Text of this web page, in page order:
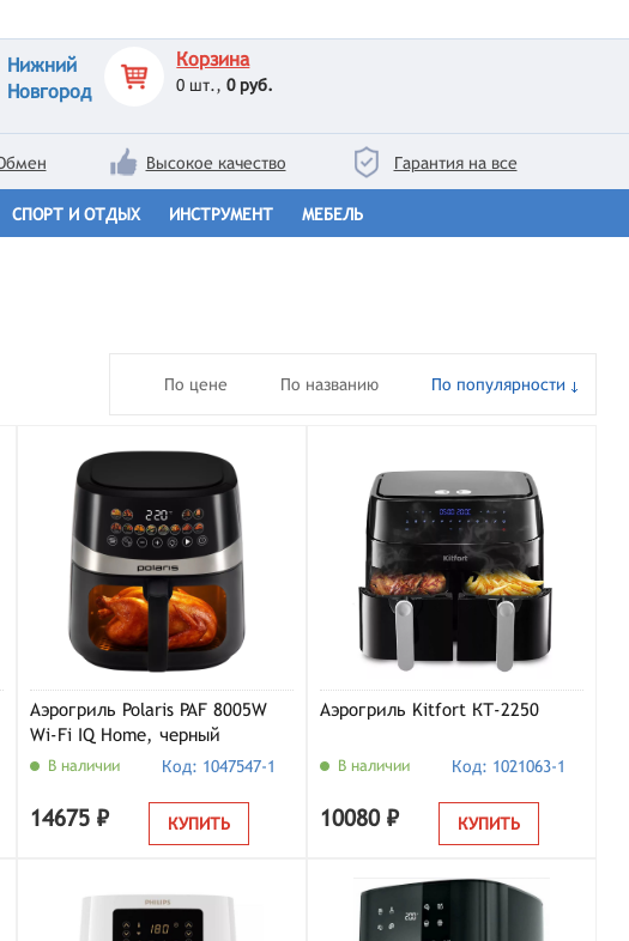
Нижний
Новгород
Корзина
0 шт.,0 руб.
Высокое качество Гарантия на все
СПОРТ И ОТДЫХ ИНСТРУМЕНТ МЕБЕЛЬ
По цене По названию По популярности
Аэрогриль Polaris PAF 8005W
Wi-Fi IQ Home, черный
В наличии Код: 1047547-1
14675 ₽ КУПИТЬ
Аэрогриль Kitfort КТ-2250
В наличии Код: 1021063-1
10080 ₽ КУПИТЬ